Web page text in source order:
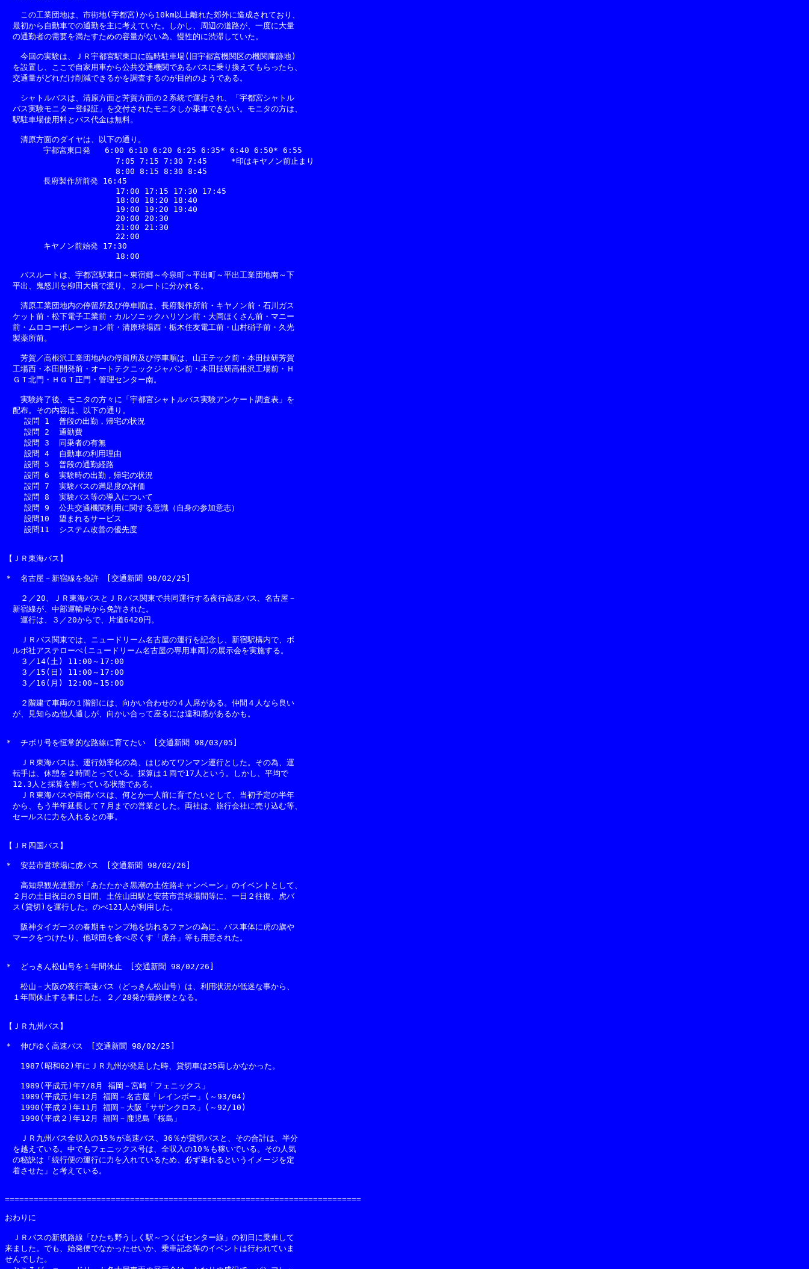
この工業団地は、市街地(宇都宮)から10km以上離れた郊外に造成されており、
最初から自動車での通勤を主に考えていた。しかし、周辺の道路が、一度に大量
の通勤者の需要を満たすための容量がない為、慢性的に渋滞していた。
今回の実験は、ＪＲ宇都宮駅東口に臨時駐車場(旧宇都宮機関区の機関庫跡地)
を設置し、ここで自家用車から公共交通機関であるバスに乗り換えてもらったら、
交通量がどれだけ削減できるかを調査するのが目的のようである。
シャトルバスは、清原方面と芳賀方面の２系統で運行され、「宇都宮シャトル
バス実験モニター登録証」を交付されたモニタしか乗車できない。モニタの方は、
駅駐車場使用料とバス代金は無料。
清原方面のダイヤは、以下の通り。
        宇都宮東口発   6:00 6:10 6:20 6:25 6:35* 6:40 6:50* 6:55
                       7:05 7:15 7:30 7:45     *印はキヤノン前止まり
                       8:00 8:15 8:30 8:45
        長府製作所前発 16:45
                       17:00 17:15 17:30 17:45
                       18:00 18:20 18:40
                       19:00 19:20 19:40
                       20:00 20:30
                       21:00 21:30
                       22:00
        キヤノン前始発 17:30
                       18:00
バスルートは、宇都宮駅東口～東宿郷～今泉町～平出町～平出工業団地南～下
平出、鬼怒川を柳田大橋で渡り、２ルートに分かれる。
清原工業団地内の停留所及び停車順は、長府製作所前・キヤノン前・石川ガス
ケット前・松下電子工業前・カルソニックハリソン前・大同ほくさん前・マニー
前・ムロコーポレーション前・清原球場西・栃木住友電工前・山村硝子前・久光
製薬所前。
芳賀／高根沢工業団地内の停留所及び停車順は、山王テック前・本田技研芳賀
工場西・本田開発前・オートテクニックジャパン前・本田技研高根沢工場前・Ｈ
ＧＴ北門・ＨＧＴ正門・管理センター南。
実験終了後、モニタの方々に「宇都宮シャトルバス実験アンケート調査表」を
配布。その内容は、以下の通り。
    設問 1  普段の出勤，帰宅の状況
    設問 2  通勤費
    設問 3  同乗者の有無
    設問 4  自動車の利用理由
    設問 5  普段の通勤経路
    設問 6  実験時の出勤，帰宅の状況
    設問 7  実験バスの満足度の評価
    設問 8  実験バス等の導入について
    設問 9  公共交通機関利用に関する意識（自身の参加意志）
    設問10  望まれるサービス
    設問11  システム改善の優先度
【ＪＲ東海バス】
＊　名古屋－新宿線を免許　[交通新聞 98/02/25]
２／20、ＪＲ東海バスとＪＲバス関東で共同運行する夜行高速バス、名古屋－
新宿線が、中部運輸局から免許された。
運行は、３／20からで、片道6420円。
ＪＲバス関東では、ニュードリーム名古屋の運行を記念し、新宿駅構内で、ボ
ルボ社アステローぺ(ニュードリーム名古屋の専用車両)の展示会を実施する。
３／14(土) 11:00～17:00
３／15(日) 11:00～17:00
３／16(月) 12:00～15:00
２階建て車両の１階部には、向かい合わせの４人席がある。仲間４人なら良い
が、見知らぬ他人通しが、向かい合って座るには違和感があるかも。
＊　チボリ号を恒常的な路線に育てたい　[交通新聞 98/03/05]
ＪＲ東海バスは、運行効率化の為、はじめてワンマン運行とした。その為、運
転手は、休憩を２時間とっている。採算は１両で17人という。しかし、平均で
12.3人と採算を割っている状態である。
ＪＲ東海バスや両備バスは、何とか一人前に育てたいとして、当初予定の半年
から、もう半年延長して７月までの営業とした。両社は、旅行会社に売り込む等、
セールスに力を入れるとの事。
【ＪＲ四国バス】
＊　安芸市営球場に虎バス　[交通新聞 98/02/26]
高知県観光連盟が「あたたかさ黒潮の土佐路キャンペーン」のイベントとして、
２月の土日祝日の５日間、土佐山田駅と安芸市営球場間等に、一日２往復、虎バ
ス(貸切)を運行した。のべ121人が利用した。
阪神タイガースの春期キャンプ地を訪れるファンの為に、バス車体に虎の旗や
マークをつけたり、他球団を食べ尽くす「虎弁」等も用意された。
＊　どっきん松山号を１年間休止　[交通新聞 98/02/26]
松山－大阪の夜行高速バス（どっきん松山号）は、利用状況が低迷な事から、
１年間休止する事にした。２／28発が最終便となる。
【ＪＲ九州バス】
＊　伸びゆく高速バス　[交通新聞 98/02/25]
1987(昭和62)年にＪＲ九州が発足した時、貸切車は25両しかなかった。
1989(平成元)年7/8月 福岡－宮崎「フェニックス」
1989(平成元)年12月 福岡－名古屋「レインボー」(～93/04)
1990(平成２)年11月 福岡－大阪「サザンクロス」(～92/10)
1990(平成２)年12月 福岡－鹿児島「桜島」
ＪＲ九州バス全収入の15％が高速バス、36％が貸切バスと、その合計は、半分
を越えている。中でもフェニックス号は、全収入の10％も稼いでいる。その人気
の秘訣は「続行便の運行に力を入れているため、必ず乗れるというイメージを定
着させた」と考えている。
==========================================================================
おわりに
ＪＲバスの新規路線「ひたち野うしく駅～つくばセンター線」の初日に乗車して
来ました。でも、始発便でなかったせいか、乗車記念等のイベントは行われていま
せんでした。